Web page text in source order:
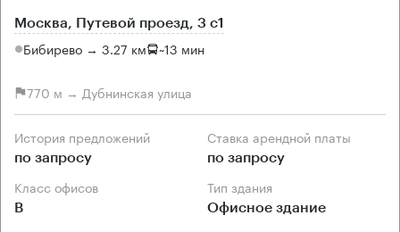
Москва, Путевой проезд, 3 с1
Бибирево → 3.27 км ~13 мин
770 м → Дубнинская улица
История предложений
по запросу
Ставка арендной платы
по запросу
Класс офисов
B
Тип здания
Офисное здание